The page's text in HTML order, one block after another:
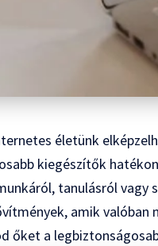
életünk
kiegészítők
tanulásról vagy
amik
őket a